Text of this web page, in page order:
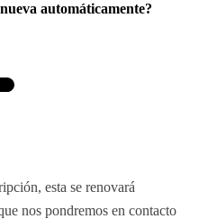
automáticamente?
esta se renovará
nos pondremos en contacto